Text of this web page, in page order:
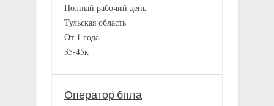
Полный рабочий день
Тульская область
От 1 года
35-45к
Оператор бпла